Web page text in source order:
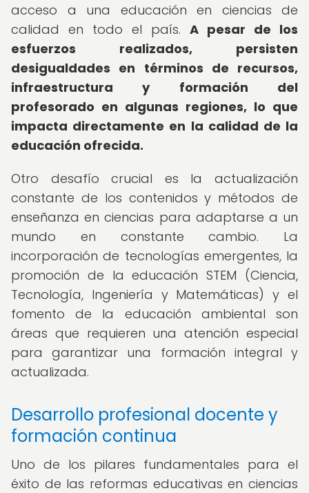
acceso a una educación en ciencias de
calidad en todo el país. A pesar de los
esfuerzos realizados, persisten
desigualdades en términos de recursos,
infraestructura y formación del
profesorado en algunas regiones, lo que
impacta directamente en la calidad de la
educación ofrecida.
Otro desafío crucial es la actualización
constante de los contenidos y métodos de
enseñanza en ciencias para adaptarse a un
mundo en constante cambio. La
incorporación de tecnologías emergentes, la
promoción de la educación STEM (Ciencia,
Tecnología, Ingeniería y Matemáticas) y el
fomento de la educación ambiental son
áreas que requieren una atención especial
para garantizar una formación integral y
actualizada.
Desarrollo profesional docente y
formación continua
Uno de los pilares fundamentales para el
éxito de las reformas educativas en ciencias